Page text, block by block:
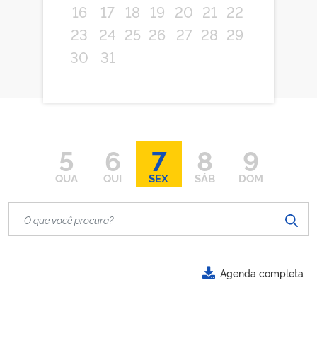
16
17 18 19 20 21
22
23
24 25 26 27 28 29
30
31
5
QUA
6
QUI
7
SEX
8
SÁB
9
DOM
Agenda completa